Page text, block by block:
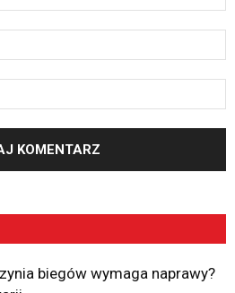
biegów wymaga naprawy?